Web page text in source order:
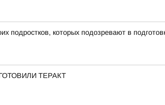
подростков, которых подозревают в
ТЕРАКТ